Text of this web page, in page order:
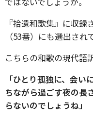
『拾遺和歌集』に収
（53番）にも選出され
こちらの和歌の現代語
「ひとり孤独に、会
ちながら過ごす夜の長
らないのでしょうね」